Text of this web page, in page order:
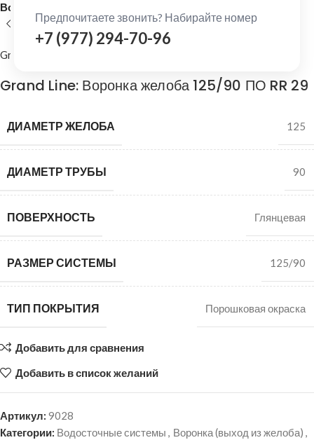
Предпочитаете звонить? Набирайте номер
+7 (977) 294-70-96
Воронка (выход из желоба)
Grand Line
Grand Line: Воронка желоба 125/90 ПО RR 29
ДИАМЕТР ЖЕЛОБА 125
ДИАМЕТР ТРУБЫ 90
ПОВЕРХНОСТЬ Глянцевая
РАЗМЕР СИСТЕМЫ 125/90
ТИП ПОКРЫТИЯ Порошковая окраска
Добавить для сравнения
Добавить в список желаний
Артикул: 9028
Категории: Водосточные системы , Воронка (выход из желоба) ,